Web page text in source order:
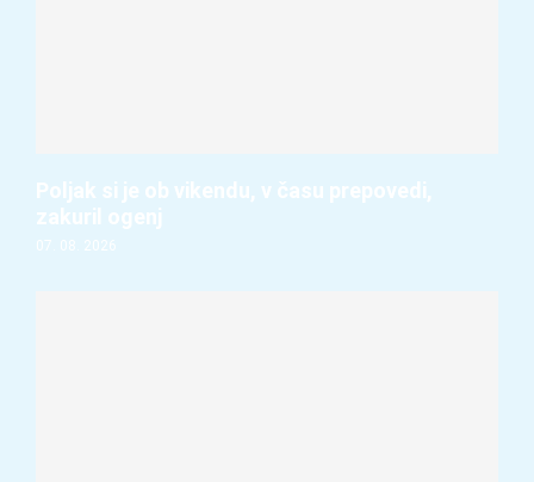
Poljak si je ob vikendu, v času prepovedi,
zakuril ogenj
07. 08. 2026